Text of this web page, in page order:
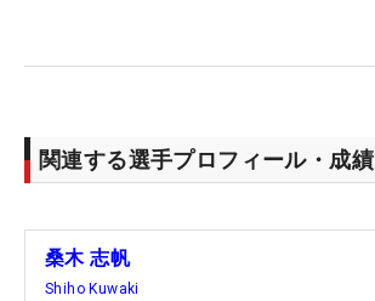
関連する選手プロフィール・成績
桑木 志帆
Shiho Kuwaki